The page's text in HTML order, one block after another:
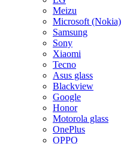
Meizu
Microsoft (Nokia)
Samsung
Sony
Xiaomi
Tecno
Asus glass
Blackview
Google
Honor
Motorola glass
OnePlus
OPPO